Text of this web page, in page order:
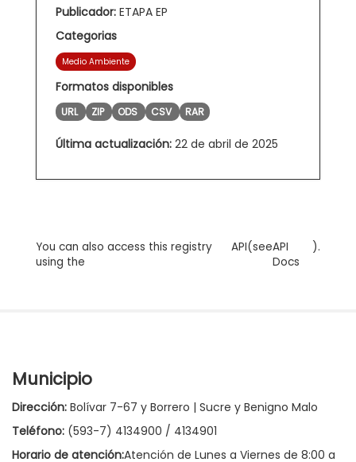
Publicador: ETAPA EP
Categorias
Medio Ambiente
Formatos disponibles
URL ZIP ODS CSV RAR
Última actualización: 22 de abril de 2025
You can also access this registry
using the
API(seeAPI
Docs
).
Municipio
Dirección: Bolívar 7-67 y Borrero | Sucre y Benigno Malo
Teléfono: (593-7) 4134900 / 4134901
Horario de atención:Atención de Lunes a Viernes de 8:00 a